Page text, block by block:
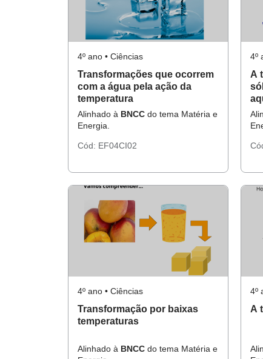
4º ano • Ciências
Transformações que ocorrem
com a água pela ação da
temperatura
Alinhado à BNCC do tema Matéria e
Energia.
Cód: EF04CI02
4º
A
4º ano • Ciências
Transformação por baixas
temperaturas
Alinhado à BNCC do tema Matéria e
4º
A